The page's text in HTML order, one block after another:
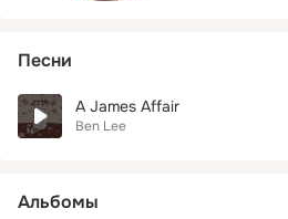
Песни
A James Affair
Ben Lee
Альбомы